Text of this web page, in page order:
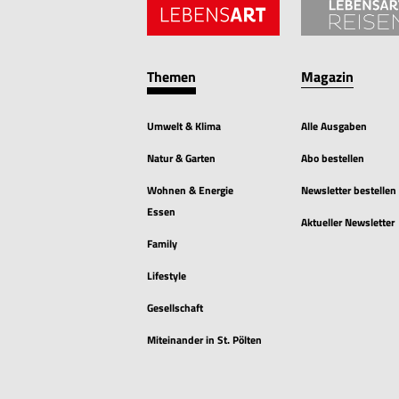
Themen
Umwelt & Klima
Natur & Garten
Wohnen & Energie
Essen
Family
Lifestyle
Gesellschaft
Miteinander in St. Pölten
Magazin
Alle Ausgaben
Abo bestellen
Newsletter bestellen
Aktueller Newsletter